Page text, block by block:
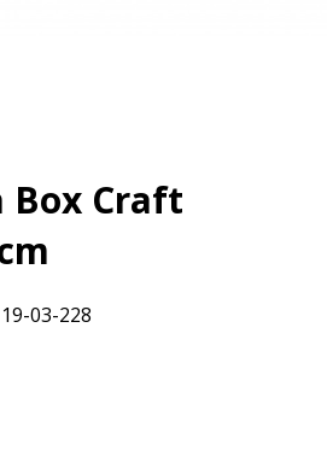
Box Craft
03-228